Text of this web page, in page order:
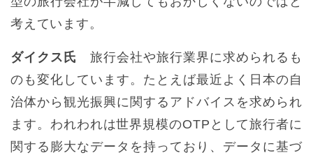
考えています。
ダイクス氏
旅行会社や旅行業界に求められるも
のも変化しています。たとえば最近よく日本の自
治体から観光振興に関するアドバイスを求められ
ます。われわれは世界規模のOTPとして旅行者に
関する膨大なデータを持っており、データに基づ